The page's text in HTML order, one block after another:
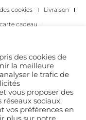
cookies
Livraison
cadeau
Pour les particuliers
Champmarket.
des cookies de
la meilleure
le trafic de
vous proposer des
sociaux.
vos préférences en